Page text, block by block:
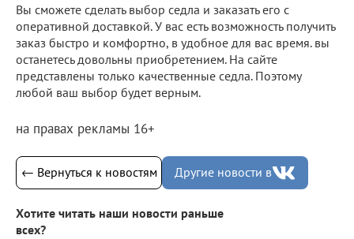
Вы сможете сделать выбор седла и заказать его с
оперативной доставкой. У вас есть возможность получить
заказ быстро и комфортно, в удобное для вас время. вы
останетесь довольны приобретением. На сайте
представлены только качественные седла. Поэтому
любой ваш выбор будет верным.
на правах рекламы 16+
← Вернуться к новостям Другие новости в
Хотите читать наши новости раньше
всех?